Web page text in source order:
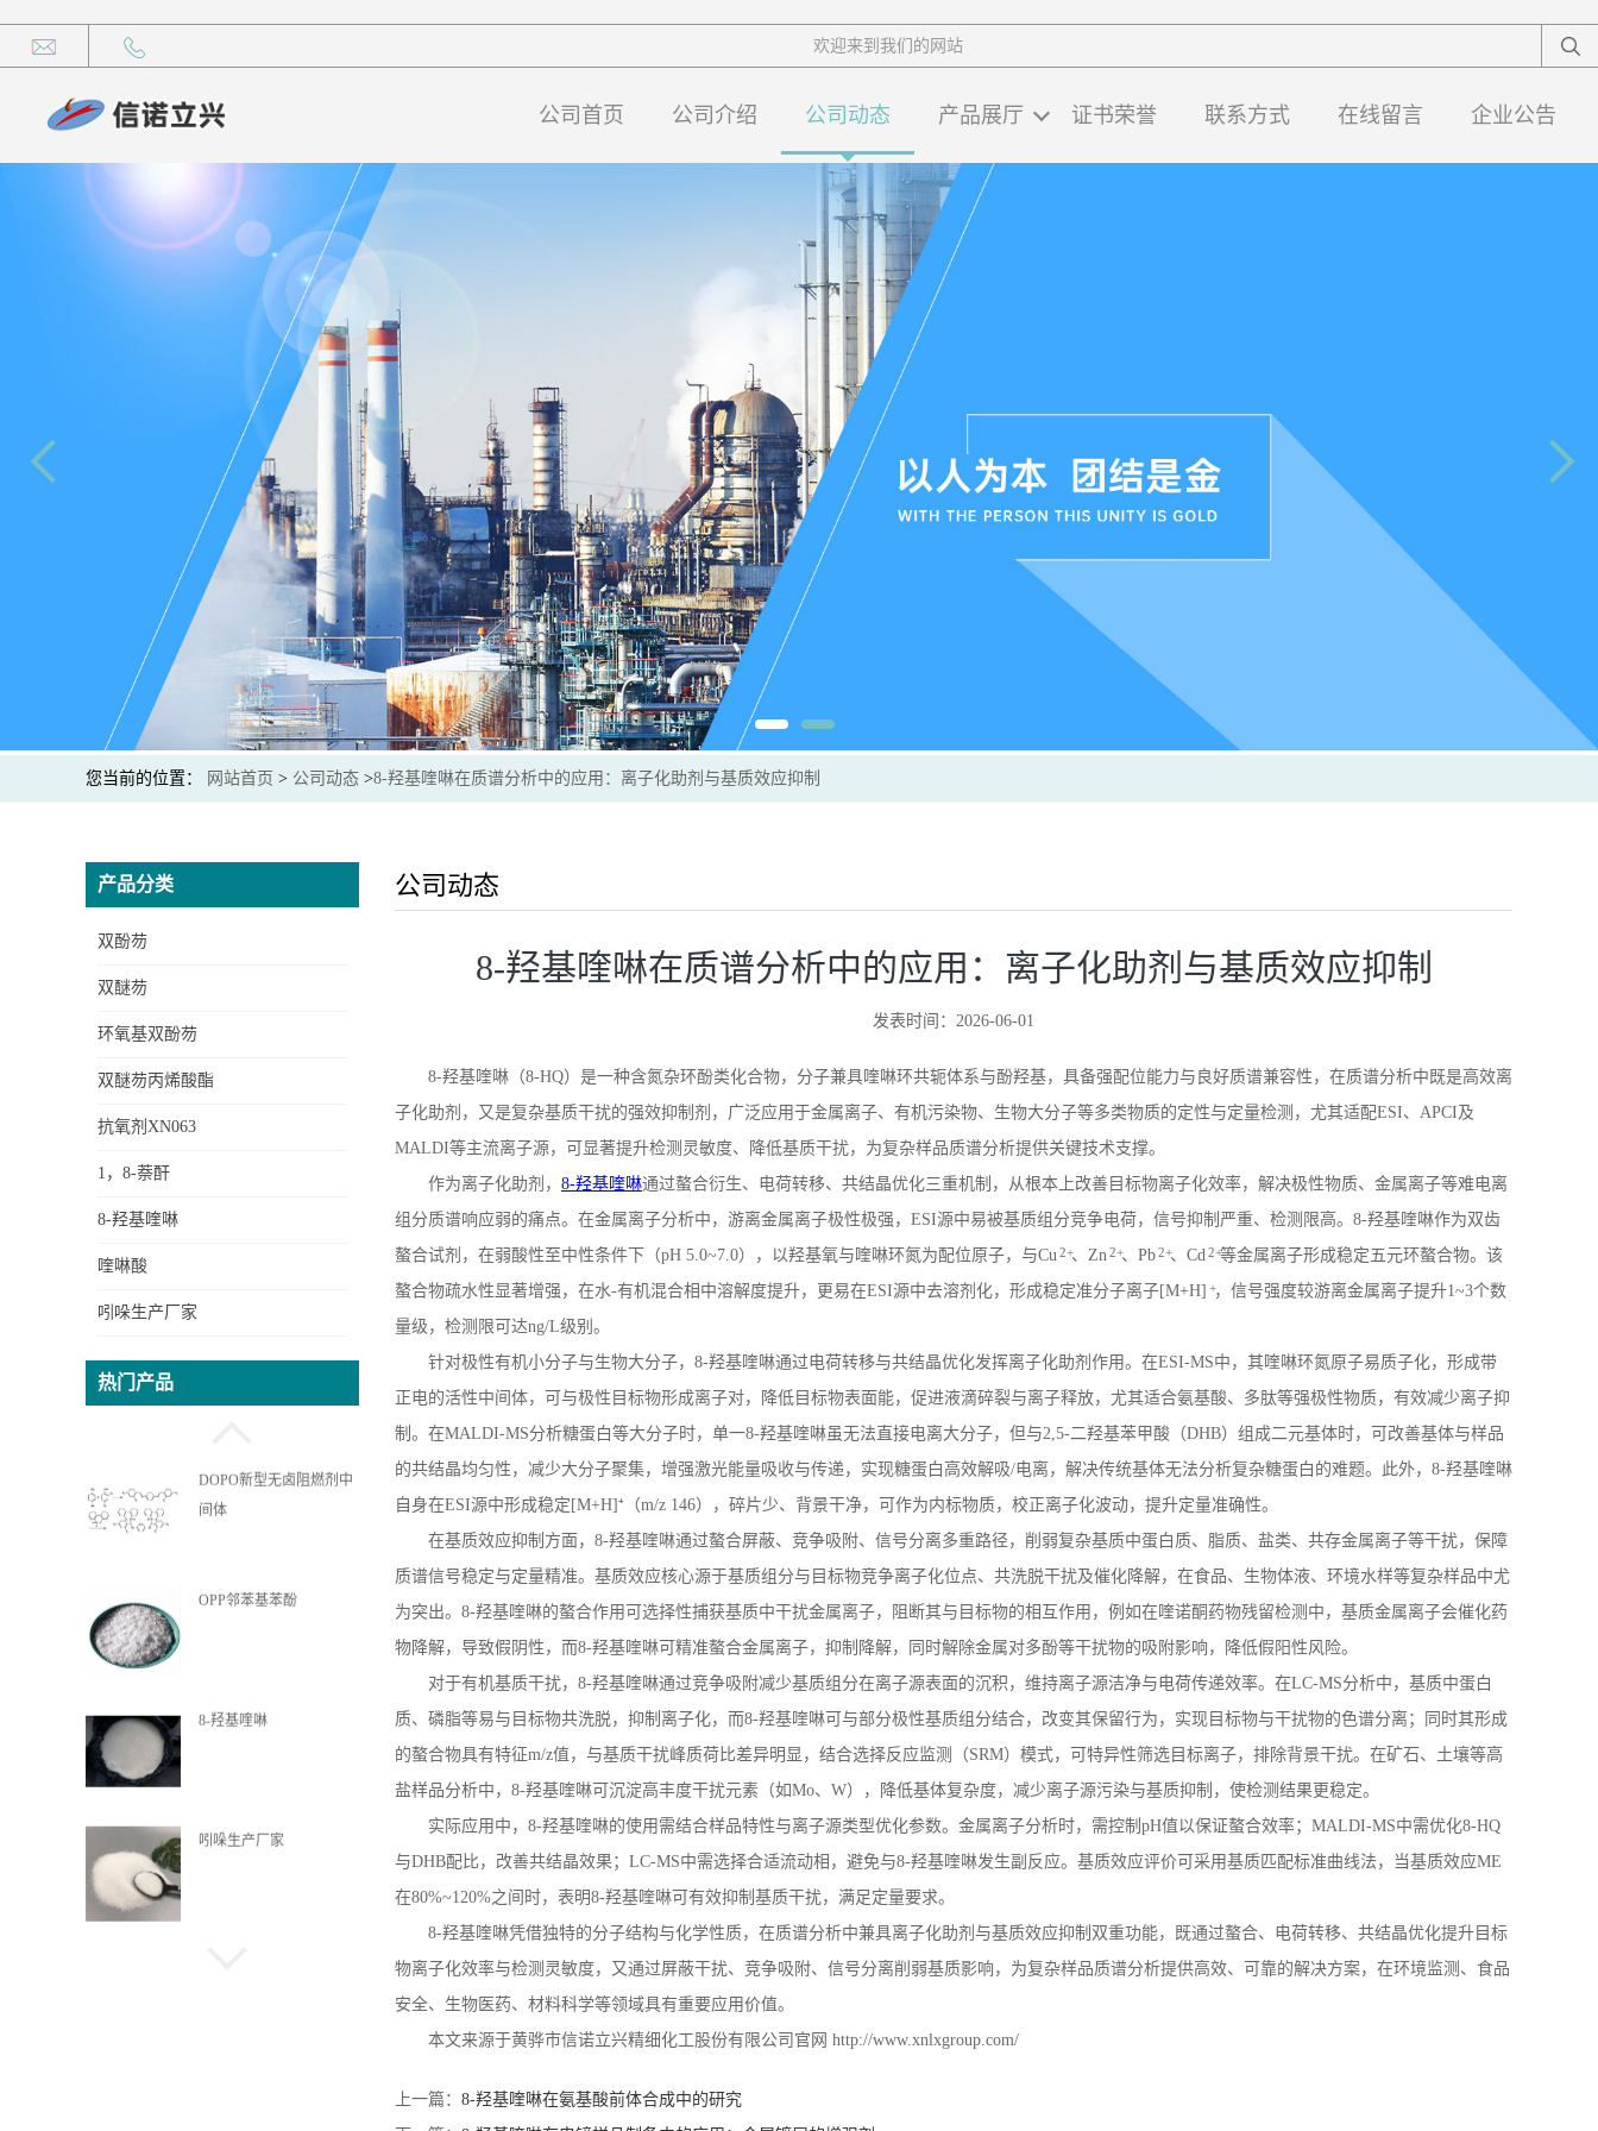
欢迎来到我们的网站
公司首页 公司介绍 公司动态 产品展厅 证书荣誉 联系方式 在线留言 企业公告
您当前的位置： 网站首页 > 公司动态 >8-羟基喹啉在质谱分析中的应用：离子化助剂与基质效应抑制
产品分类
双酚芴
双醚芴
环氧基双酚芴
双醚芴丙烯酸酯
抗氧剂XN063
1，8-萘酐
8-羟基喹啉
喹啉酸
吲哚生产厂家
热门产品
OPPEA苯基苯酚乙氧基丙
DOPO新型无卤阻燃剂中
间体
OPP邻苯基苯酚
8-羟基喹啉
吲哚生产厂家
公司动态
8-羟基喹啉在质谱分析中的应用：离子化助剂与基质效应抑制
发表时间：2026-06-01
8-羟基喹啉（8-HQ）是一种含氮杂环酚类化合物，分子兼具喹啉环共轭体系与酚羟基，具备强配位能力与良好质谱兼容性，在质谱分析中既是高效离
子化助剂，又是复杂基质干扰的强效抑制剂，广泛应用于金属离子、有机污染物、生物大分子等多类物质的定性与定量检测，尤其适配ESI、 APCI及
MALDI等主流离子源，可显著提升检测灵敏度、降低基质干扰，为复杂样品质谱分析提供关键技术支撑。
作为离子化助剂， 8-羟基喹啉通过螯合衍生、电荷转移、共结晶优化三重机制，从根本上改善目标物离子化效率，解决极性物质、金属离子等难电离
组分质谱响应弱的痛点。在金属离子分析中，游离金属离子极性极强， ESI源中易被基质组分竞争电荷，信号抑制严重、检测限高。 8-羟基喹啉作为双齿
螯合试剂，在弱酸性至中性条件下（pH 5.0~7.0），以羟基氧与喹啉环氮为配位原子，与Cu2+、 Zn2+、 Pb2+、 Cd2+等金属离子形成稳定五元环螯合物。该
螯合物疏水性显著增强，在水-有机混合相中溶解度提升，更易在ESI源中去溶剂化，形成稳定准分子离子[M+H] +，信号强度较游离金属离子提升1~3个数
量级，检测限可达ng/L级别。
针对极性有机小分子与生物大分子， 8-羟基喹啉通过电荷转移与共结晶优化发挥离子化助剂作用。在ESI-MS中，其喹啉环氮原子易质子化，形成带
正电的活性中间体，可与极性目标物形成离子对，降低目标物表面能，促进液滴碎裂与离子释放，尤其适合氨基酸、多肽等强极性物质，有效减少离子抑
制。在MALDI-MS分析糖蛋白等大分子时，单一8-羟基喹啉虽无法直接电离大分子，但与2,5-二羟基苯甲酸（DHB）组成二元基体时，可改善基体与样品
的共结晶均匀性，减少大分子聚集，增强激光能量吸收与传递，实现糖蛋白高效解吸/电离，解决传统基体无法分析复杂糖蛋白的难题。此外， 8-羟基喹啉
自身在ESI源中形成稳定 [M+H]⁺（m/z 146），碎片少、背景干净，可作为内标物质，校正离子化波动，提升定量准确性。
在基质效应抑制方面， 8-羟基喹啉通过螯合屏蔽、竞争吸附、信号分离多重路径，削弱复杂基质中蛋白质、脂质、盐类、共存金属离子等干扰，保障
质谱信号稳定与定量精准。基质效应核心源于基质组分与目标物竞争离子化位点、共洗脱干扰及催化降解，在食品、生物体液、环境水样等复杂样品中尤
为突出。 8-羟基喹啉的螯合作用可选择性捕获基质中干扰金属离子，阻断其与目标物的相互作用，例如在喹诺酮药物残留检测中，基质金属离子会催化药
物降解，导致假阴性，而8-羟基喹啉可精准螯合金属离子，抑制降解，同时解除金属对多酚等干扰物的吸附影响，降低假阳性风险。
对于有机基质干扰， 8-羟基喹啉通过竞争吸附减少基质组分在离子源表面的沉积，维持离子源洁净与电荷传递效率。在LC-MS分析中，基质中蛋白
质、磷脂等易与目标物共洗脱，抑制离子化，而8-羟基喹啉可与部分极性基质组分结合，改变其保留行为，实现目标物与干扰物的色谱分离；同时其形成
的螯合物具有特征m/z值，与基质干扰峰质荷比差异明显，结合选择反应监测（SRM）模式，可特异性筛选目标离子，排除背景干扰。在矿石、土壤等高
盐样品分析中， 8-羟基喹啉可沉淀高丰度干扰元素（如Mo、 W），降低基体复杂度，减少离子源污染与基质抑制，使检测结果更稳定。
实际应用中， 8-羟基喹啉的使用需结合样品特性与离子源类型优化参数。金属离子分析时，需控制 pH值以保证螯合效率； MALDI-MS中需优化8-HQ
与DHB配比，改善共结晶效果； LC-MS中需选择合适流动相，避免与8-羟基喹啉发生副反应。基质效应评价可采用基质匹配标准曲线法，当基质效应ME
在80%~120%之间时，表明8-羟基喹啉可有效抑制基质干扰，满足定量要求。
8-羟基喹啉凭借独特的分子结构与化学性质，在质谱分析中兼具离子化助剂与基质效应抑制双重功能，既通过螯合、电荷转移、共结晶优化提升目标
物离子化效率与检测灵敏度，又通过屏蔽干扰、竞争吸附、信号分离削弱基质影响，为复杂样品质谱分析提供高效、可靠的解决方案，在环境监测、食品
安全、生物医药、材料科学等领域具有重要应用价值。
本文来源于黄骅市信诺立兴精细化工股份有限公司官网 http://www.xnlxgroup.com/
上一篇： 8-羟基喹啉在氨基酸前体合成中的研究